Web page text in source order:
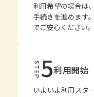
利用希望の場合は
手続きを進めます
でご安心ください。
STEP5利用開始
いよいよ利用スタ